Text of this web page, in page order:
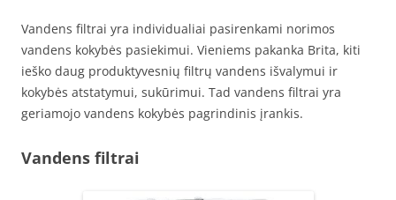
Vandens filtrai yra individualiai pasirenkami norimos
vandens kokybės pasiekimui. Vieniems pakanka Brita, kiti
ieško daug produktyvesnių filtrų vandens išvalymui ir
kokybės atstatymui, sukūrimui. Tad vandens filtrai yra
geriamojo vandens kokybės pagrindinis įrankis.
Vandens filtrai